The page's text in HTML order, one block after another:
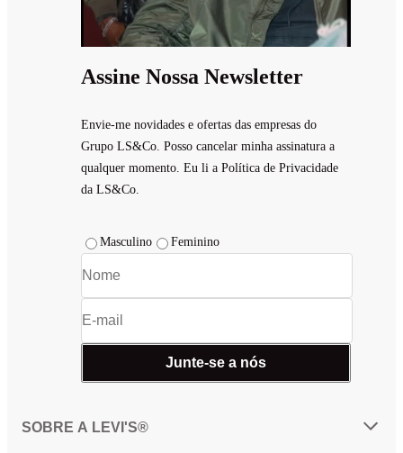
Assine Nossa Newsletter
Envie-me novidades e ofertas das empresas do
Grupo LS&Co. Posso cancelar minha assinatura a
qualquer momento. Eu li a Política de Privacidade
da LS&Co.
Masculino Feminino
Junte-se a nós
SOBRE A LEVI'S®